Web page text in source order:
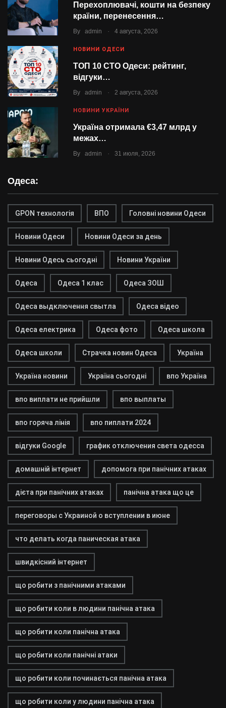
Перехоплювачі, кошти на безпеку
країни, перенесення…
By admin . 4 августа, 2026
НОВИНИ ОДЕСИ
ТОП 10 СТО Одеси: рейтинг,
відгуки…
By admin . 2 августа, 2026
НОВИНИ УКРАЇНИ
Україна отримала €3,47 млрд у
межах…
By admin . 31 июля, 2026
Одеса:
GPON технологія ВПО Головні новини Одеси
Новини Одеси Новини Одеси за день
Новини Одесь сьогодні Новини України
Одеса Одеса 1 клас Одеса ЗОШ
Одеса выдключення свытла Одеса відео
Одеса електрика Одеса фото Одеса школа
Одеса школи Страчка новин Одеса Україна
Україна новини Україна сьогодні впо Україна
впо виплати не прийшли впо выплаты
впо горяча лінія впо пиплати 2024
відгуки Google график отключения света одесса
домашній інтернет допомога при панічних атаках
дієта при панічних атаках панічна атака що це
переговоры с Украиной о вступлении в июне
что делать когда паническая атака
швидкісний інтернет
що робити з панічними атаками
що робити коли в людини панічна атака
що робити коли панічна атака
що робити коли панічні атаки
що робити коли починається панічна атака
що робити коли у людини панічна атака